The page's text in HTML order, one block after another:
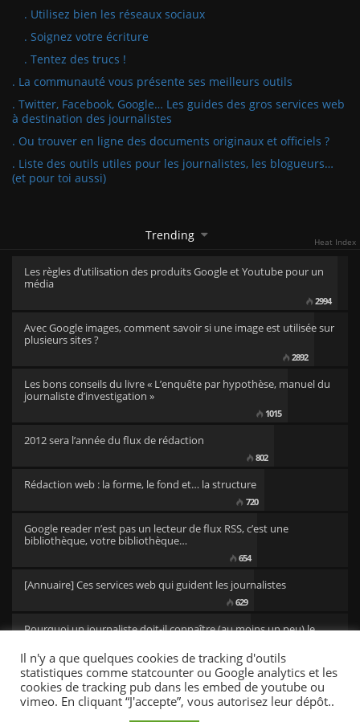
. Utilisez bien les réseaux sociaux
. Soignez votre écriture
. Tentez des trucs !
. La communauté vous présente ses meilleurs outils
. Twitter, Facebook, Google… Les guides des gros services web
à destination des journalistes
. Ou trouver en ligne des documents originaux et officiels ?
. Liste des outils utiles pour les journalistes, les blogueurs…
(et pour toi aussi)
Trending Heat Index
Les règles d’utilisation des produits Google et Youtube pour un
média
2994
Avec Google images, comment savoir si une image est utilisée sur
plusieurs sites ?
2892
Les bons conseils du livre « L’enquête par hypothèse, manuel du
journaliste d’investigation »
1015
2012 sera l’année du flux de rédaction
802
Rédaction web : la forme, le fond et… la structure
720
Google reader n’est pas un lecteur de flux RSS, c’est une
bibliothèque, votre bibliothèque…
654
[Annuaire] Ces services web qui guident les journalistes
629
Pourquoi un journaliste doit-il connaître (au moins un peu) le
501
Il n'y a que quelques cookies de tracking d'outils
statistiques comme statcounter ou Google analytics et les
cookies de tracking pub dans les embed de youtube ou
vimeo. En cliquant “J'accepte”, vous autorisez leur dépôt..